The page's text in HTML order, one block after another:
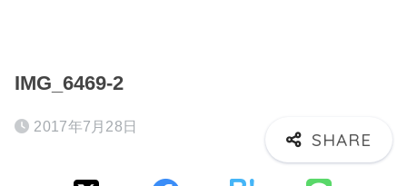
IMG_6469-2
2017年7月28日